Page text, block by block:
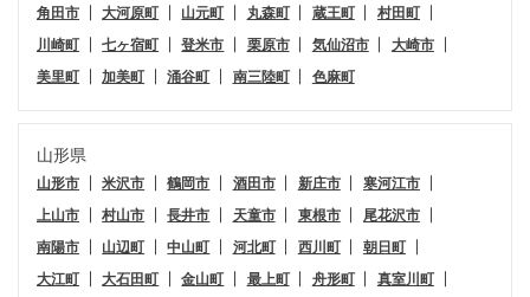
角田市
大河原町 山元町 丸森町 蔵王町
村田町
川崎町
七ヶ宿町 登米市 栗原市 気仙沼市
大崎市
美里町
加美町 涌谷町 南三陸町 色麻町
山形県
山形市 米沢市 鶴岡市 酒田市 新庄市
寒河江市
上山市
村山市 長井市 天童市 東根市
尾花沢市
南陽市
山辺町 中山町 河北町 西川町
朝日町
大江町
大石田町 金山町 最上町 舟形町
真室川町